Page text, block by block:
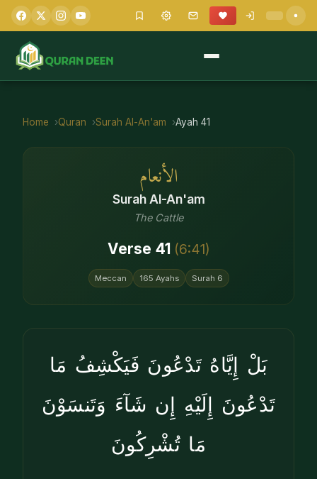
Home Quran Surah Al-An'am Ayah 41
الأنعام
Surah Al-An'am
The Cattle
Verse 41 (6:41)
Meccan 165 Ayahs Surah 6
بَلْ إِيَّاهُ تَدْعُونَ فَيَكْشِفُ مَا
تَدْعُونَ إِلَيْهِ إِن شَآءَ وَتَنسَوْنَ
مَا تُشْرِكُونَ